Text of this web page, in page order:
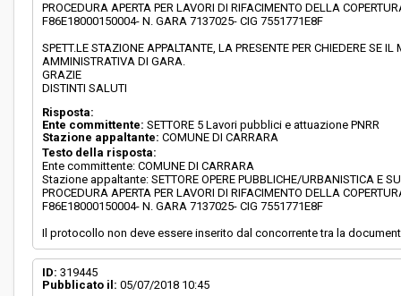
PROCEDURA APERTA PER LAVORI DI RIFACIMENTO DELLA
F86E18000150004- N. GARA 7137025- CIG 7551771E8F
SPETT.LE STAZIONE APPALTANTE, LA PRESENTE PER CHIEDERE SE
AMMINISTRATIVA DI GARA.
GRAZIE
DISTINTI SALUTI
Risposta:
Ente committente: SETTORE 5 Lavori pubblici e attuazione PNRR
Stazione appaltante: COMUNE DI CARRARA
Testo della risposta:
Ente committente: COMUNE DI CARRARA
Stazione appaltante: SETTORE OPERE PUBBLICHE/URBANISTICA E
PROCEDURA APERTA PER LAVORI DI RIFACIMENTO DELLA
F86E18000150004- N. GARA 7137025- CIG 7551771E8F
Il protocollo non deve essere inserito dal concorrente tra la
ID: 319445
Pubblicato il: 05/07/2018 10:45